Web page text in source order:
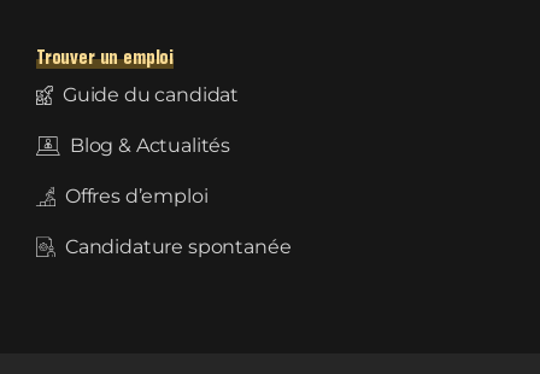
Trouver un emploi
Guide du candidat
Blog & Actualités
Offres d’emploi
Candidature spontanée